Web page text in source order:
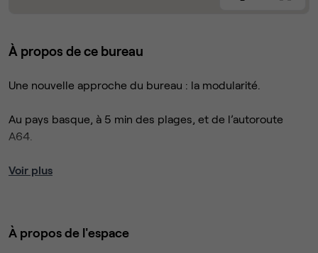
À propos de ce bureau
Une nouvelle approche du bureau : la modularité.
Au pays basque, à 5 min des plages, et de l’autoroute
A64.
Bureaux individuels à louer tout compris (internet,
Disponibles immédiatement
Voir plus
À propos de l'espace